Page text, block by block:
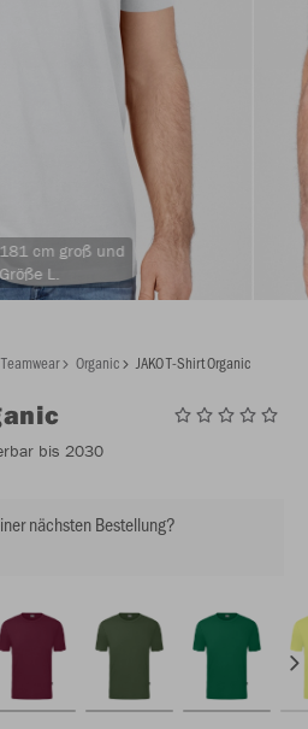
cm groß und
L.
Organic JAKO T-Shirt Organic
bis 2030
nächsten Bestellung?